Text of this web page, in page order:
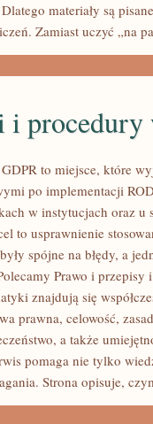
materiały są
Zamiast uczyć „na
procedury
to miejsce, które
po implementacji
w instytucjach oraz u
to usprawnienie
spójne na błędy, a
Prawo i
znajdują się
prawna, celowość,
a także
pomaga nie tylko
Strona opisuje,